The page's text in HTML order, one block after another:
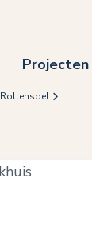
Projecten
Rollenspel